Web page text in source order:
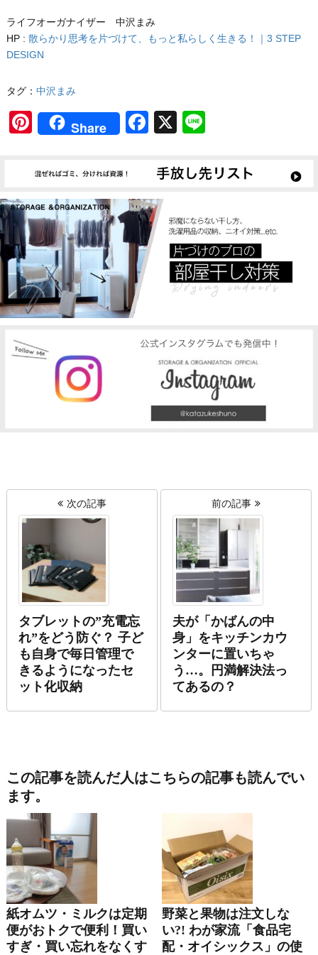
ライフオーガナイザー 中沢まみ
HP : 散らかり思考を片づけて、もっと私らしく生きる！｜3 STEP
DESIGN
タグ： 中沢まみ
Pinterest
Share Facebook
X Line
次の記事
タブレットの”充電忘
れ”をどう防ぐ？ 子ど
も自身で毎日管理で
きるようになったセ
ット化収納
前の記事
夫が「かばんの中
身」をキッチンカウ
ンターに置いちゃ
う…。円満解決法っ
てあるの？
この記事を読んだ人はこちらの記事も読んでい
ます。
紙オムツ・ミルクは定期
便がおトクで便利！買い
すぎ・買い忘れをなくす
野菜と果物は注文しな
い?! わが家流「食品宅
配・オイシックス」の使